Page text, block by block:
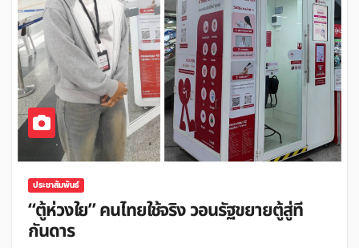
ประชาสัมพันธ์
“ตู้ห่วงใย” คนไทยใช้จริง วอนรัฐขยายตู้สู่ที่
กันดาร